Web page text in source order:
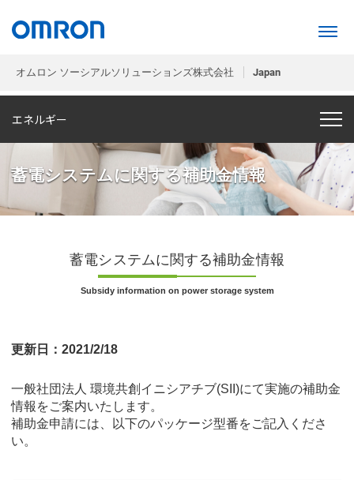
オムロン ソーシアルソリューションズ株式会社 Japan
エネルギー
蓄電システムに関する補助金情報
蓄電システムに関する補助金情報
Subsidy information on power storage system
更新日：2021/2/18
一般社団法人 環境共創イニシアチブ(SII)にて実施の補助金
情報をご案内いたします。
補助金申請には、以下のパッケージ型番をご記入くださ
い。